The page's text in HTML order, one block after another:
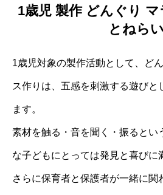
1歳児 製作 どんぐり
とねらい
1歳児対象の製作活動として、ど
ス作りは、五感を刺激する遊びと
ます。
素材を触る・音を聞く・振るとい
な子どもにとっては発見と喜びに
さらに保育者と保護者が一緒に関